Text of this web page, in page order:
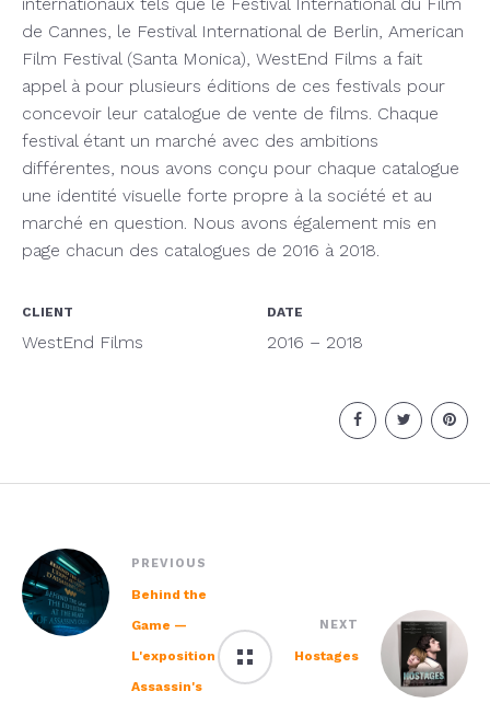
de Cannes, le Festival International de Berlin, American
Film Festival (Santa Monica), WestEnd Films a fait
appel à pour plusieurs éditions de ces festivals pour
concevoir leur catalogue de vente de films. Chaque
festival étant un marché avec des ambitions
différentes, nous avons conçu pour chaque catalogue
une identité visuelle forte propre à la société et au
marché en question. Nous avons également mis en
page chacun des catalogues de 2016 à 2018.
CLIENT
WestEnd Films
DATE
2016 – 2018
PREVIOUS
Behind the
Game —
L'exposition
Assassin's
NEXT
Hostages